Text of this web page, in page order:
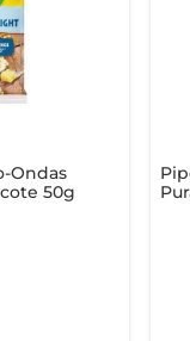
saudável para
Mais Pura,
Ondas
50g